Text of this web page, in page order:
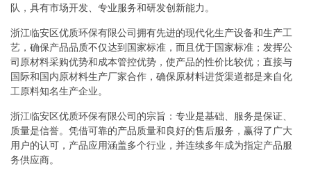
队，具有市场开发、专业服务和研发创新能力。
浙江临安区优质环保有限公司拥有先进的现代化生产设备和生产工
艺，确保产品品质不仅达到国家标准，而且优于国家标准；发挥公
司原材料采购优势和成本管控优势，使产品的性价比较优；直接与
国际和国内原材料生产厂家合作，确保原材料进货渠道都是来自化
工原料知名生产企业。
浙江临安区优质环保有限公司的宗旨：专业是基础、服务是保证、
质量是信誉。凭借可靠的产品质量和良好的售后服务，赢得了广大
用户的认可，产品应用涵盖多个行业，并连续多年成为指定产品服
务供应商。